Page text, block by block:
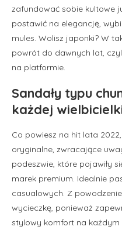
zafundować sobie kultowe
postawić na elegancję,
mules. Wolisz japonki? W
powrót do dawnych lat,
na platformie.
Sandały typu
każdej
Co powiesz na hit lata
oryginalne, zwracające
podeszwie, które pojawiły
marek premium. Idealnie
casualowych. Z
wycieczkę, ponieważ
stylowy komfort na każdym